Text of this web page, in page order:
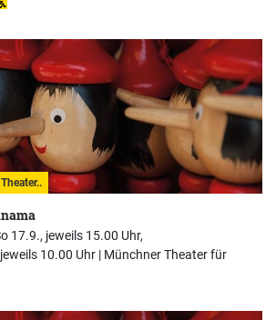
17.9., jeweils 15.00 Uhr,
10.00 Uhr | Münchner Theater für